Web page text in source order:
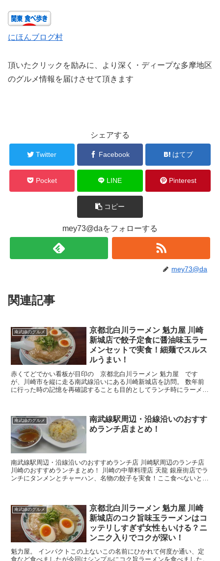
にほんブログ村
頂いたクリックを励みに、より深く・ディープな多摩地区
のグルメ情報を届けさせて頂きます
シェアする
Twitter Facebook はてブ
Pocket LINE Pinterest
コピー
mey73@daをフォローする
mey73@da
関連記事
南武線のグルメ
京都北白川ラーメン 魁力屋 川崎
新城店で餃子定食に醤油味玉ラー
メンセットで実食！細麺でスルス
ルうまい！
赤くてどでかい看板が目印の 京都北白川ラーメン 魁力屋 です
が、川崎市を縦に走る南武線沿いにある川崎新城店を訪問。 数年前
に行った時の記憶を再確認することも目的としてランチ時にラーメン
南武線のグルメ
南武線駅周辺・沿線沿いのおすす
めランチ店まとめ！
南武線駅周辺・沿線沿いのおすすめランチ店 川崎駅周辺のランチ店
川崎のおすすめランチまとめ！ 川崎の中華料理店 天龍 銀座街店でラ
ンチにタンメンとチャーハン、名物の餃子を実食！ここ食べないと川
南武線のグルメ
京都北白川ラーメン 魁力屋 川崎
新城店のコク旨味玉ラーメンはコ
ッテリしすぎず女性もいける？ニ
ンニク入りでコクが深い！
魁力屋。 インパクトこの上ないこの名前にひかれて何度か通い、定
食など食べましたが今回はシンプルにコク旨ラーメンを食べました。